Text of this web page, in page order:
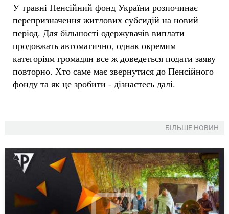
У травні Пенсійний фонд України розпочинає
перепризначення житлових субсидій на новий
період. Для більшості одержувачів виплати
продовжать автоматично, однак окремим
категоріям громадян все ж доведеться подати заяву
повторно. Хто саме має звернутися до Пенсійного
фонду та як це зробити - дізнаєтесь далі.
БІЛЬШЕ НОВИН